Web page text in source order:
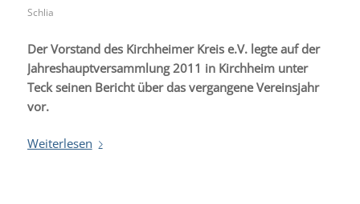
Schlia
Der Vorstand des Kirchheimer Kreis e.V. legte auf der
Jahreshauptversammlung 2011 in Kirchheim unter
Teck seinen Bericht über das vergangene Vereinsjahr
vor.
Weiterlesen